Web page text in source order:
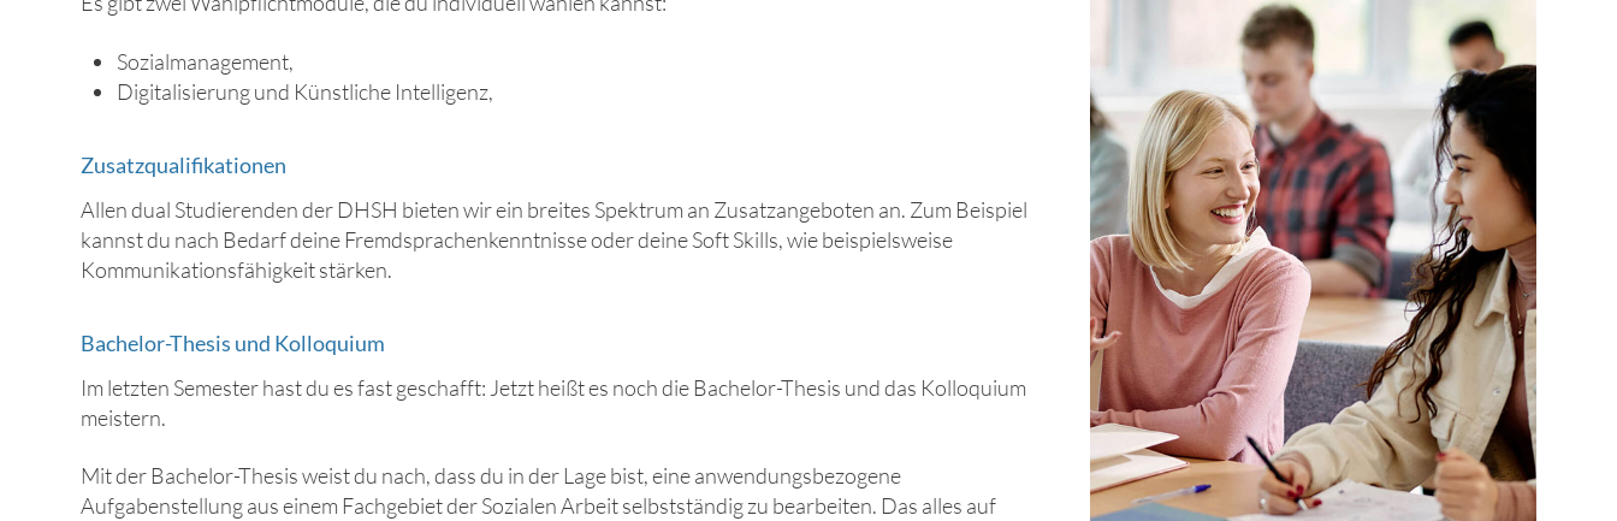
Sozialmanagement,
Digitalisierung und Künstliche Intelligenz,
Zusatzqualifikationen
Allen dual Studierenden der DHSH bieten wir ein breites Spektrum an Zusatzangeboten an. Zum Beispiel
kannst du nach Bedarf deine Fremdsprachenkenntnisse oder deine Soft Skills, wie beispielsweise
Kommunikationsfähigkeit stärken.
Bachelor-Thesis und Kolloquium
Im letzten Semester hast du es fast geschafft: Jetzt heißt es noch die Bachelor-Thesis und das Kolloquium
meistern.
Mit der Bachelor-Thesis weist du nach, dass du in der Lage bist, eine anwendungsbezogene
Aufgabenstellung aus einem Fachgebiet der Sozialen Arbeit selbstständig zu bearbeiten. Das alles auf